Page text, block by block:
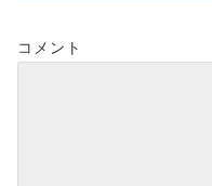
コメント